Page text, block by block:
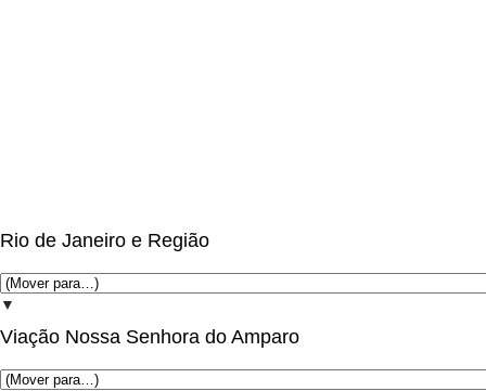
Rio de Janeiro e Região
▼
Viação Nossa Senhora do Amparo